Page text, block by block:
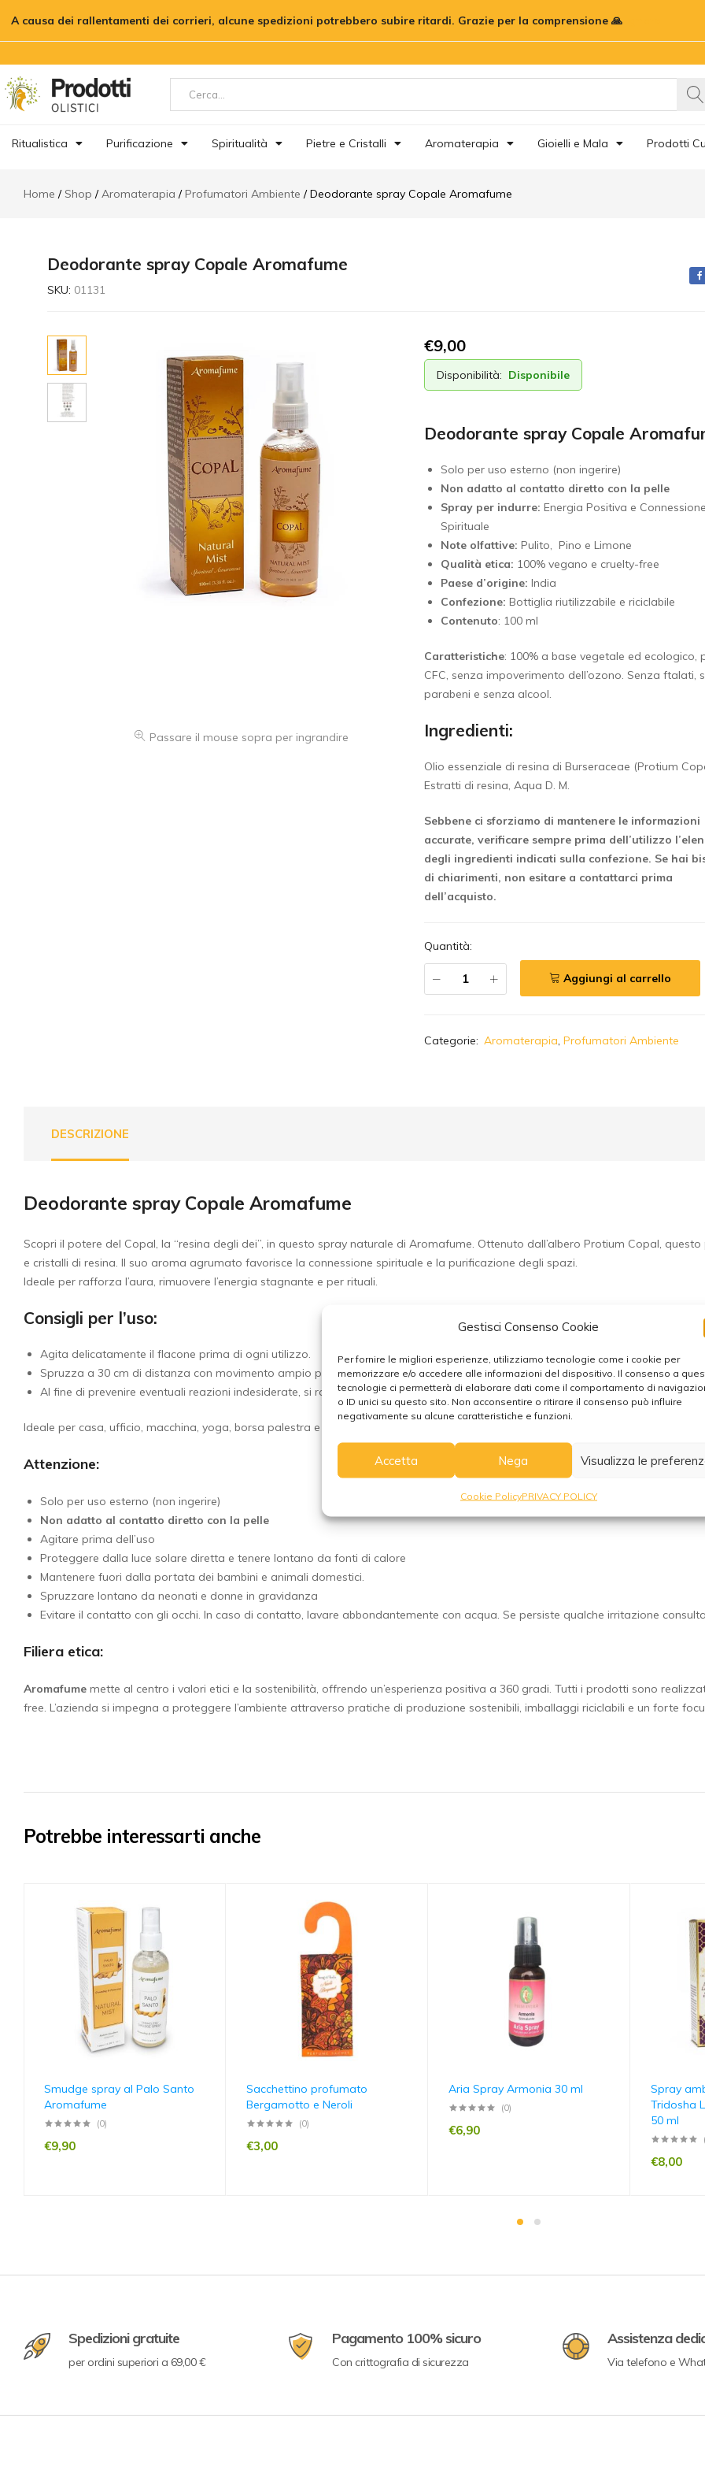
Gestisci Consenso Cookie
Per fornire le migliori esperienze, utilizziamo tecnologie come i cookie per
memorizzare e/o accedere alle informazioni del dispositivo. Il consenso a
tecnologie ci permetterà di elaborare dati come il comportamento di
o ID unici su questo sito. Non acconsentire o ritirare il consenso può influire
negativamente su alcune caratteristiche e funzioni.
Accetta Nega Visualizza le
Cookie PolicyPRIVACY POLICY
A causa dei rallentamenti dei corrieri, alcune spedizioni potrebbero subire ritardi. Grazie per la comprensione 🙏
Ritualistica Purificazione Spiritualità Pietre e Cristalli Aromaterapia Gioielli e Mala Prodotti
Home Shop Aromaterapia Profumatori Ambiente Deodorante spray Copale Aromafume
Deodorante spray Copale Aromafume
SKU: 01131
Passare il mouse sopra per ingrandire
€9,00
Disponibilità: Disponibile
Deodorante spray Copale
Solo per uso esterno (non ingerire)
Non adatto al contatto diretto con la pelle
Spray per indurre: Energia Positiva e Connessione
Spirituale
Note olfattive: Pulito, Pino e Limone
Qualità etica: 100% vegano e cruelty-free
Paese d’origine: India
Confezione: Bottiglia riutilizzabile e riciclabile
Contenuto: 100 ml
Caratteristiche: 100% a base vegetale ed ecologico,
CFC, senza impoverimento dell’ozono. Senza ftalati,
parabeni e senza alcool.
Ingredienti:
Olio essenziale di resina di Burseraceae (Protium
Estratti di resina, Aqua D. M.
Sebbene ci sforziamo di mantenere le informazioni
accurate, verificare sempre prima dell’utilizzo
degli ingredienti indicati sulla confezione. Se hai
di chiarimenti, non esitare a contattarci prima
dell’acquisto.
Quantità:
Aggiungi al carrello
lCategorie: Aromaterapia,Profumatori Ambiente
DESCRIZIONE
Deodorante spray Copale Aromafume
Scopri il potere del Copal, la “resina degli dei”, in questo spray naturale di Aromafume. Ottenuto dall’albero Protium Copal,
e cristalli di resina. Il suo aroma agrumato favorisce la connessione spirituale e la purificazione degli spazi.
Ideale per rafforza l’aura, rimuovere l’energia stagnante e per rituali.
Consigli per l’uso:
Agita delicatamente il flacone prima di ogni utilizzo.
Spruzza a 30 cm di distanza con movimento ampio per 5 secondi se desideri una profumazione intensa e duratura, 2/3
Al fine di prevenire eventuali reazioni indesiderate, si raccomanda di testare il prodotto prima dell’utilizzo.
Ideale per casa, ufficio, macchina, yoga, borsa palestra e tessuti (verificare prima la compatibilità su un angolo nascosto).
Attenzione:
Solo per uso esterno (non ingerire)
Non adatto al contatto diretto con la pelle
Agitare prima dell’uso
Proteggere dalla luce solare diretta e tenere lontano da fonti di calore
Mantenere fuori dalla portata dei bambini e animali domestici.
Spruzzare lontano da neonati e donne in gravidanza
Evitare il contatto con gli occhi. In caso di contatto, lavare abbondantemente con acqua. Se persiste qualche irritazione
Filiera etica:
Aromafume mette al centro i valori etici e la sostenibilità, offrendo un’esperienza positiva a 360 gradi. Tutti i prodotti sono
free. L’azienda si impegna a proteggere l’ambiente attraverso pratiche di produzione sostenibili, imballaggi riciclabili e un forte
Potrebbe interessarti anche
Smudge spray al Palo Santo
Aromafume
(0)
€9,90
Sacchettino profumato
Bergamotto e Neroli
(0)
€3,00
Aria Spray Armonia 30 ml
(0)
€6,90
Spray
Tridosha
50 ml
€8,00
Spedizioni gratuite
per ordini superiori a 69,00 €
Pagamento 100% sicuro
Con crittografia di sicurezza
Assistenza
Via telefono e
Deodorante spray Copale Aromafume
Descrizione